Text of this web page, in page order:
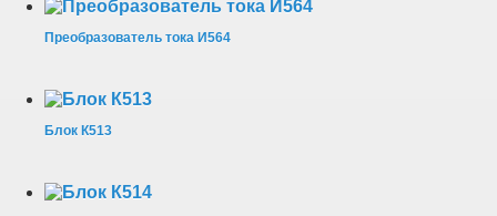
Преобразователь тока И564
Блок К513